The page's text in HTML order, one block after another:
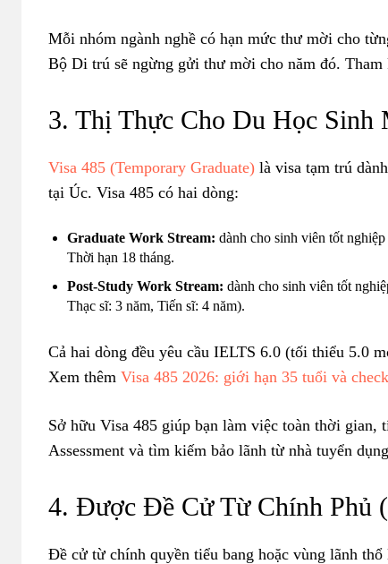
Mỗi nhóm ngành nghề có hạn mức thư mời cho
Bộ Di trú sẽ ngừng gửi thư mời cho năm đó. Tham
3. Thị Thực Cho Du Học
Visa 485 (Temporary Graduate) là visa tạm trú
tại Úc. Visa 485 có hai dòng:
Graduate Work Stream: dành cho sinh viên tốt
Thời hạn 18 tháng.
Post-Study Work Stream: dành cho sinh viên tốt
Thạc sĩ: 3 năm, Tiến sĩ: 4 năm).
Cả hai dòng đều yêu cầu IELTS 6.0 (tối thiểu 5.0
Xem thêm Visa 485 2026: giới hạn 35 tuổi và
Sở hữu Visa 485 giúp bạn làm việc toàn thời
Assessment và tìm kiếm bảo lãnh từ nhà tuyển
4. Được Đề Cử Từ Chính Phủ
Đề cử từ chính quyền tiểu bang hoặc vùng lãnh